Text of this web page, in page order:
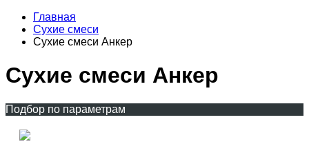
Главная
Сухие смеси
Сухие смеси Анкер
Сухие смеси Анкер
Подбор по параметрам